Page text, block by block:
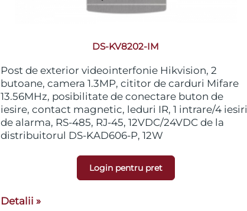
DS-KV8202-IM
Post de exterior videointerfonie Hikvision, 2
butoane, camera 1.3MP, cititor de carduri Mifare
13.56MHz, posibilitate de conectare buton de
iesire, contact magnetic, leduri IR, 1 intrare/4 iesiri
de alarma, RS-485, RJ-45, 12VDC/24VDC de la
distribuitorul DS-KAD606-P, 12W
Login pentru pret
Detalii »